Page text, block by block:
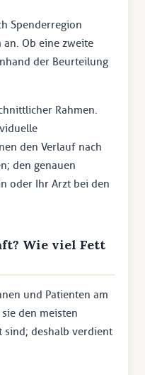
Spenderregion
Ob eine zweite
der Beurteilung
Rahmen.
den Verlauf nach
den genauen
oder Ihr Arzt bei den
Wie viel Fett
und Patienten am
den meisten
sind; deshalb verdient